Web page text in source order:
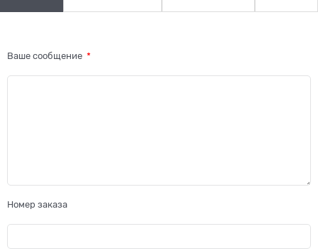
Ваше сообщение
Номер заказа